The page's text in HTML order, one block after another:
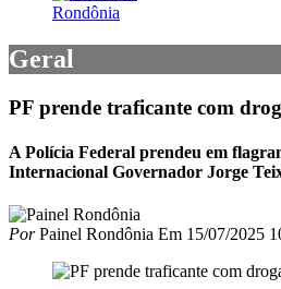
Rondônia
Geral
PF prende traficante com
A Polícia Federal prendeu em
Internacional Governador Jorge
PorPainel Rondônia Em 15/07/2025